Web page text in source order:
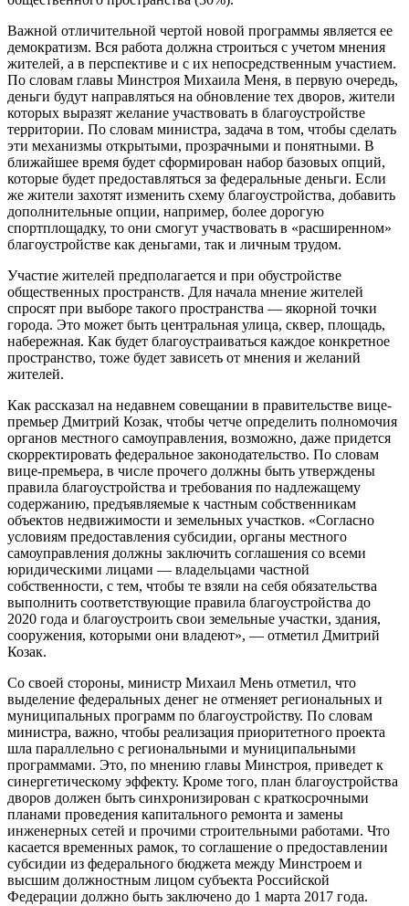
Важной отличительной чертой новой программы является ее
демократизм. Вся работа должна строиться с учетом мнения
жителей, а в перспективе и с их непосредственным участием.
По словам главы Минстроя Михаила Меня, в первую очередь,
деньги будут направляться на обновление тех дворов, жители
которых выразят желание участвовать в благоустройстве
территории. По словам министра, задача в том, чтобы сделать
эти механизмы открытыми, прозрачными и понятными. В
ближайшее время будет сформирован набор базовых опций,
которые будет предоставляться за федеральные деньги. Если
же жители захотят изменить схему благоустройства, добавить
дополнительные опции, например, более дорогую
спортплощадку, то они смогут участвовать в «расширенном»
благоустройстве как деньгами, так и личным трудом.
Участие жителей предполагается и при обустройстве
общественных пространств. Для начала мнение жителей
спросят при выборе такого пространства — якорной точки
города. Это может быть центральная улица, сквер, площадь,
набережная. Как будет благоустраиваться каждое конкретное
пространство, тоже будет зависеть от мнения и желаний
жителей.
Как рассказал на недавнем совещании в правительстве вице-
премьер Дмитрий Козак, чтобы четче определить полномочия
органов местного самоуправления, возможно, даже придется
скорректировать федеральное законодательство. По словам
вице-премьера, в числе прочего должны быть утверждены
правила благоустройства и требования по надлежащему
содержанию, предъявляемые к частным собственникам
объектов недвижимости и земельных участков. «Согласно
условиям предоставления субсидии, органы местного
самоуправления должны заключить соглашения со всеми
юридическими лицами — владельцами частной
собственности, с тем, чтобы те взяли на себя обязательства
выполнить соответствующие правила благоустройства до
2020 года и благоустроить свои земельные участки, здания,
сооружения, которыми они владеют», — отметил Дмитрий
Козак.
Со своей стороны, министр Михаил Мень отметил, что
выделение федеральных денег не отменяет региональных и
муниципальных программ по благоустройству. По словам
министра, важно, чтобы реализация приоритетного проекта
шла параллельно с региональными и муниципальными
программами. Это, по мнению главы Минстроя, приведет к
синергетическому эффекту. Кроме того, план благоустройства
дворов должен быть синхронизирован с краткосрочными
планами проведения капитального ремонта и замены
инженерных сетей и прочими строительными работами. Что
касается временных рамок, то соглашение о предоставлении
субсидии из федерального бюджета между Минстроем и
высшим должностным лицом субъекта Российской
Федерации должно быть заключено до 1 марта 2017 года.